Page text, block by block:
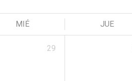
MIÉ JUE
29